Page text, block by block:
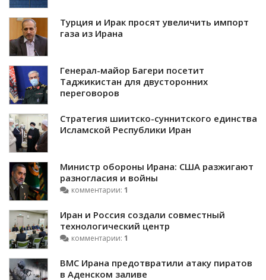
Турция и Ирак просят увеличить импорт
газа из Ирана
Генерал-майор Багери посетит
Таджикистан для двусторонних
переговоров
Стратегия шиитско-суннитского единства
Исламской Республики Иран
Министр обороны Ирана: США разжигают
разногласия и войны
комментарии: 1
Иран и Россия создали совместный
технологический центр
комментарии: 1
ВМС Ирана предотвратили атаку пиратов
в Аденском заливе